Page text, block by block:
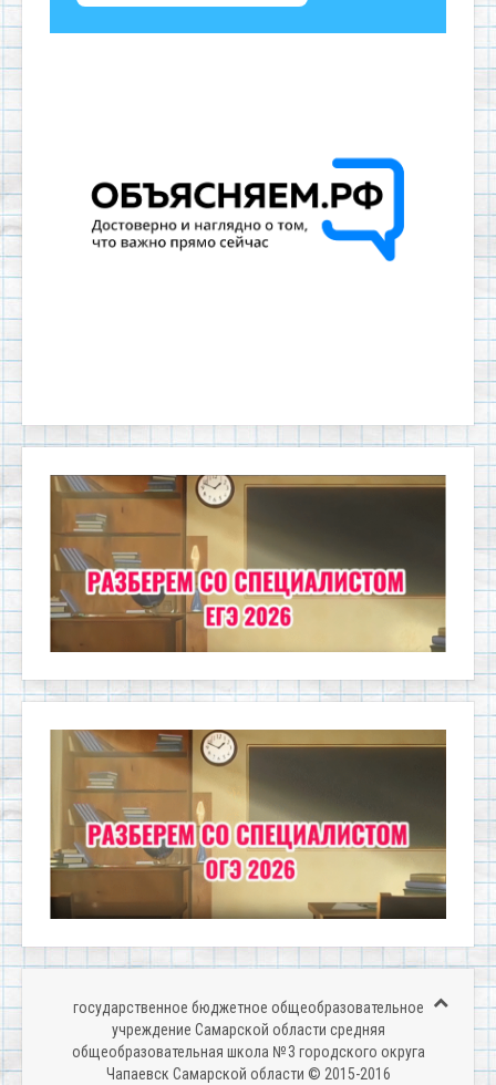
государственное бюджетное общеобразовательное
учреждение Самарской области средняя
общеобразовательная школа № 3 городского округа
Чапаевск Самарской области © 2015-2016